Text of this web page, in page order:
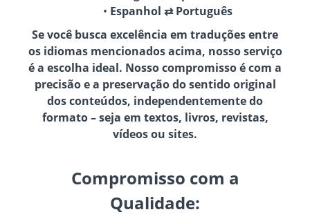
Espanhol ⇄ Português
Se você busca excelência em traduções entre
os idiomas mencionados acima, nosso serviço
é a escolha ideal. Nosso compromisso é com a
precisão e a preservação do sentido original
dos conteúdos, independentemente do
formato – seja em textos, livros, revistas,
vídeos ou sites.
Compromisso com a
Qualidade: